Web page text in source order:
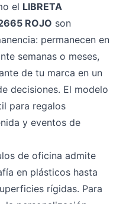
el LIBRETA
ROJO son
permanecen en
semanas o meses,
de tu marca en un
decisiones. El modelo
para regalos
y eventos de
de oficina admite
en plásticos hasta
rígidas. Para